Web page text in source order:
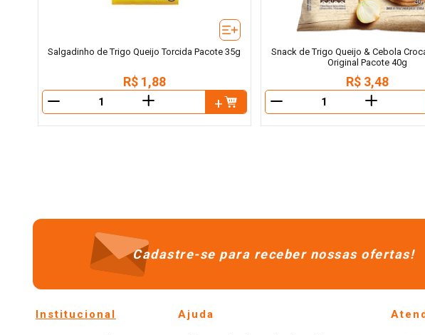
Salgadinho de Trigo Queijo Torcida Pacote 35g
R$ 1,88
＋
Snack de Trigo Queijo & Cebola
Original Pacote 40g
R$ 3,48
＋
Cadastre-se para receber nossas ofertas!
Institucional Ajuda